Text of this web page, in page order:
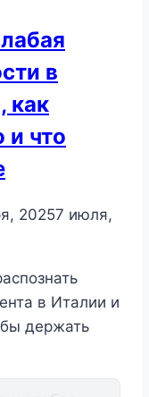
в
как
и что
20257 июля,
в Италии и
держать